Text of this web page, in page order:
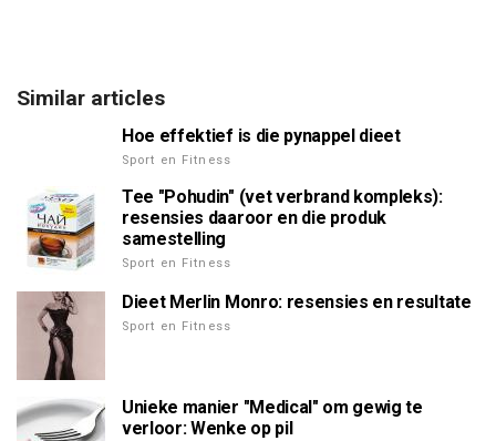
Similar articles
Hoe effektief is die pynappel dieet
Sport en Fitness
Tee "Pohudin" (vet verbrand kompleks):
resensies daaroor en die produk
samestelling
Sport en Fitness
Dieet Merlin Monro: resensies en resultate
Sport en Fitness
Unieke manier "Medical" om gewig te
verloor: Wenke op pil